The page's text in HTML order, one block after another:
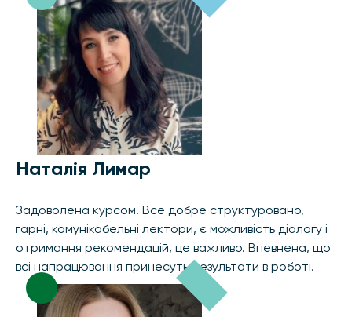
Наталія Лимар
Задоволена курсом. Все добре структуровано,
гарні, комунікабельні лектори, є можливість діалогу і
отримання рекомендацій, це важливо. Впевнена, що
всі напрацювання принесуть результати в роботі.